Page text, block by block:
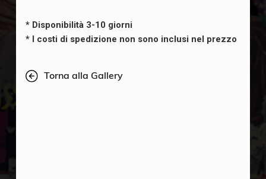
* Disponibilità 3-10 giorni
* I costi di spedizione non sono inclusi nel prezzo
Torna alla Gallery